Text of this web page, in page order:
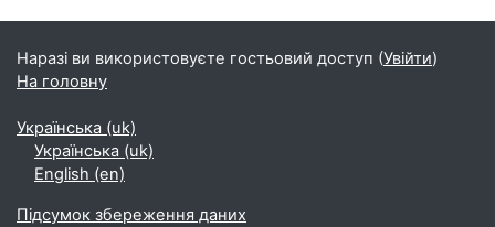
Блоки
Наразі ви використовуєте гостьовий доступ (Увійти)
На головну
Українська ‎(uk)‎
Українська ‎(uk)‎
English ‎(en)‎
Підсумок збереження даних